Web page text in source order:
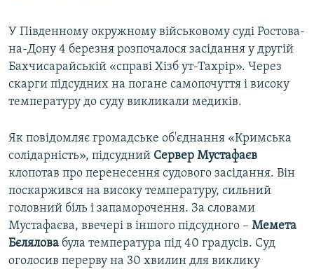
Усі сайти RFE/RL
У Південному окружному військовому суді Ростова-
на-Дону 4 березня розпочалося засідання у другій
Бахчисарайській «справі Хізб ут-Тахрір». Через
скарги підсудних на погане самопочуття і високу
температуру до суду викликали медиків.
Як повідомляє громадське об'єднання «Кримська
солідарність», підсудний Сервер Мустафаєв
клопотав про перенесення судового засідання. Він
поскаржився на високу температуру, сильний
головний біль і запаморочення. За словами
Мустафаєва, ввечері в іншого підсудного – Мемета
Бєлялова була температура під 40 градусів. Суд
оголосив перерву на 30 хвилин для виклику